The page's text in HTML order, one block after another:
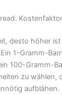
desto höher
1-Gramm-
100-Gramm-
zu wählen,
aufblähen.